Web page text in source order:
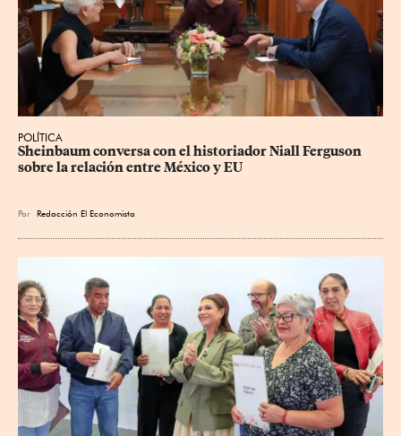
POLÍTICA
Sheinbaum conversa con el historiador Niall Ferguson
sobre la relación entre México y EU
Por Redacción El Economista